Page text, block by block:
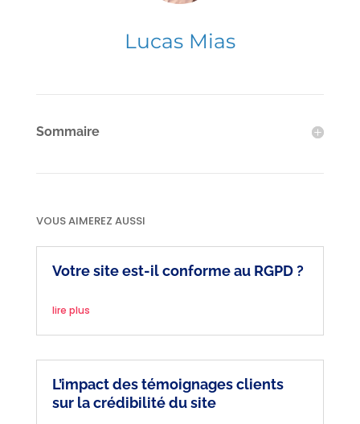
Lucas Mias
Sommaire
VOUS AIMEREZ AUSSI
Votre site est-il conforme au RGPD ?
lire plus
L’impact des témoignages clients
sur la crédibilité du site